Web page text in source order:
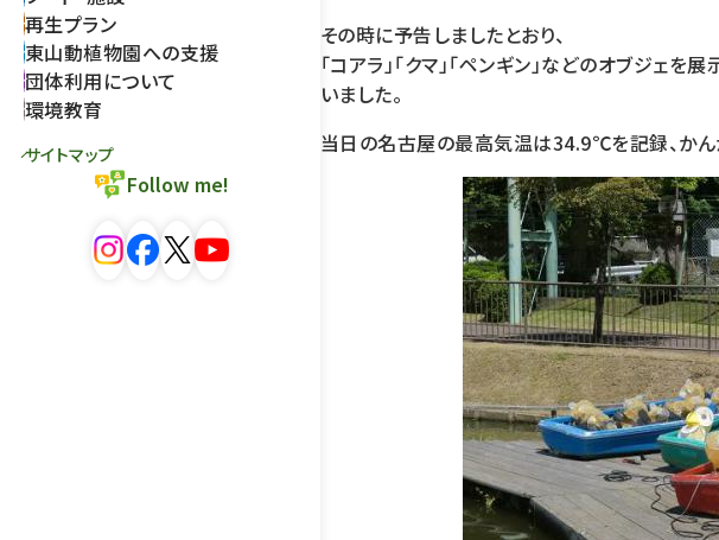
再生プラン
東山動植物園への支援
団体利用について
環境教育
サイトマップ
Follow me!
その時に予告しましたとおり、
「コアラ」「クマ」「ペンギン」などのオブジェ
いました。
当日の名古屋の最高気温は34.9℃を記録、かん